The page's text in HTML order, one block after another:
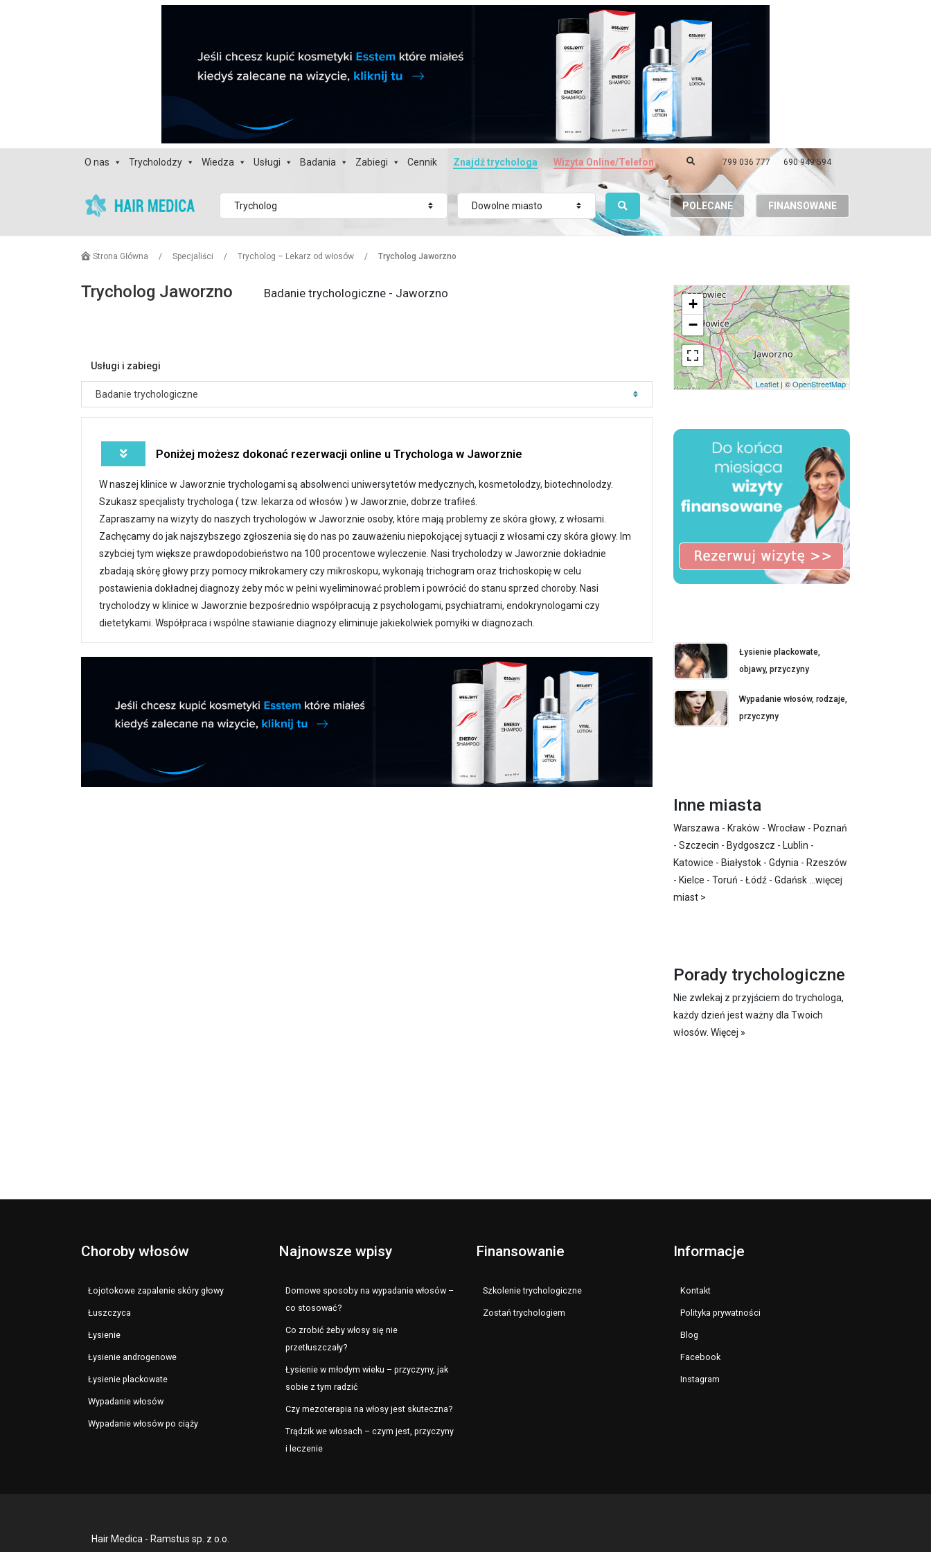
O nas Trycholodzy Wiedza Usługi Badania Zabiegi Cennik Znajdź trychologa Wizyta Online/Telefon 799 036 777 690 949 594
Trycholog Dowolne miasto POLECANE FINANSOWANE
Strona Główna / Specjaliści / Trycholog – Lekarz od włosów / Trycholog Jaworzno
Trycholog Jaworzno Badanie trychologiczne - Jaworzno
Usługi i zabiegi
Badanie trychologiczne
Poniżej możesz dokonać rezerwacji online u Trychologa w Jaworznie
W naszej klinice w Jaworznie trychologami są absolwenci uniwersytetów medycznych, kosmetolodzy, biotechnolodzy.
Szukasz specjalisty trychologa ( tzw. lekarza od włosów ) w Jaworznie, dobrze trafiłeś.
Zapraszamy na wizyty do naszych trychologów w Jaworznie osoby, które mają problemy ze skóra głowy, z włosami.
Zachęcamy do jak najszybszego zgłoszenia się do nas po zauważeniu niepokojącej sytuacji z włosami czy skóra głowy. Im
szybciej tym większe prawdopodobieństwo na 100 procentowe wyleczenie. Nasi trycholodzy w Jaworznie dokładnie
zbadają skórę głowy przy pomocy mikrokamery czy mikroskopu, wykonają trichogram oraz trichoskopię w celu
postawienia dokładnej diagnozy żeby móc w pełni wyeliminować problem i powrócić do stanu sprzed choroby. Nasi
trycholodzy w klinice w Jaworznie bezpośrednio współpracują z psychologami, psychiatrami, endokrynologami czy
dietetykami. Współpraca i wspólne stawianie diagnozy eliminuje jakiekolwiek pomyłki w diagnozach.
+
−
Leaflet | ©OpenStreetMap
Łysienie plackowate,
objawy, przyczyny
Wypadanie włosów, rodzaje,
przyczyny
Inne miasta
Warszawa - Kraków - Wrocław - Poznań
- Szczecin - Bydgoszcz - Lublin -
Katowice - Białystok - Gdynia - Rzeszów
- Kielce - Toruń - Łódź - Gdańsk
więcej
miast >
Porady trychologiczne
Nie zwlekaj z przyjściem do trychologa,
każdy dzień jest ważny dla Twoich
włosów. Więcej »
Choroby włosów
Łojotokowe zapalenie skóry głowy
Łuszczyca
Łysienie
Łysienie androgenowe
Łysienie plackowate
Wypadanie włosów
Wypadanie włosów po ciąży
Najnowsze wpisy
Domowe sposoby na wypadanie włosów –
co stosować?
Co zrobić żeby włosy się nie
przetłuszczały?
Łysienie w młodym wieku – przyczyny, jak
sobie z tym radzić
Czy mezoterapia na włosy jest skuteczna?
Trądzik we włosach – czym jest, przyczyny
i leczenie
Finansowanie
Szkolenie trychologiczne
Zostań trychologiem
Informacje
Kontakt
Polityka prywatności
Blog
Facebook
Instagram
Hair Medica - Ramstus sp. z o.o.